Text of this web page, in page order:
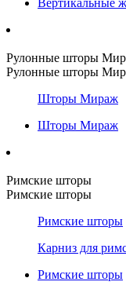
Рулонные шторы
Рулонные шторы
Шторы Мираж
Шторы Мираж
Римские шторы
Римские шторы
Римские шторы
Карниз для
Римские шторы